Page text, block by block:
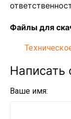
Файлы для
Написать
Ваше имя: